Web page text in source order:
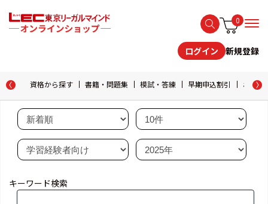
0
ログイン 新規登録
資格から探す 書籍・問題集 模試・答練 早期申込割引 おため
キーワード検索